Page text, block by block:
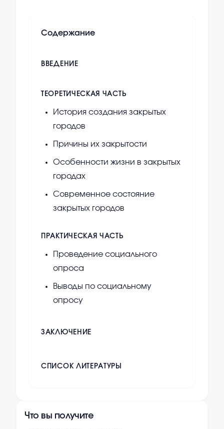
Содержание
ВВЕДЕНИЕ
ТЕОРЕТИЧЕСКАЯ ЧАСТЬ
История создания закрытых
городов
Причины их закрытости
Особенности жизни в закрытых
городах
Современное состояние
закрытых городов
ПРАКТИЧЕСКАЯ ЧАСТЬ
Проведение социального
опроса
Выводы по социальному
опросу
ЗАКЛЮЧЕНИЕ
СПИСОК ЛИТЕРАТУРЫ
Что вы получите